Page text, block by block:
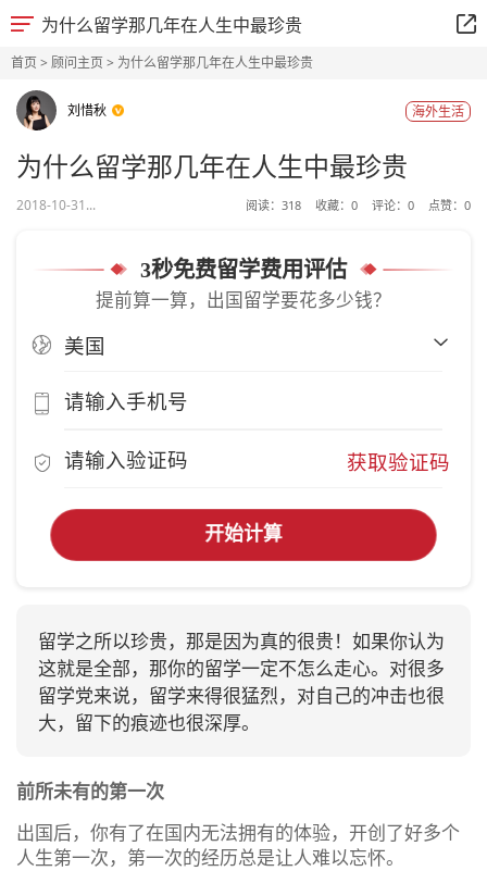
为什么留学那几年在人生中最珍贵
首页> 顾问主页> 为什么留学那几年在人生中最珍贵
刘惜秋 海外生活
为什么留学那几年在人生中最珍贵
2018-10-31... 阅读： 318 收藏： 0 评论： 0 点赞： 0
3秒免费留学费用评估
提前算一算，出国留学要花多少钱？
获取验证码
开始计算
留学之所以珍贵，那是因为真的很贵！如果你认为
这就是全部，那你的留学一定不怎么走心。对很多
留学党来说，留学来得很猛烈，对自己的冲击也很
大，留下的痕迹也很深厚。
前所未有的第一次
出国后，你有了在国内无法拥有的体验，开创了好多个
人生第一次，第一次的经历总是让人难以忘怀。